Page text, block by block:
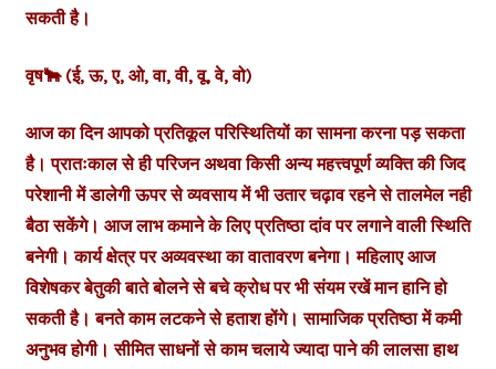
सकती है।
वृष🐂 (ई, ऊ, ए, ओ, वा, वी, वू, वे, वो)
आज का दिन आपको प्रतिकूल परिस्थितियों का सामना करना पड़ सकता
है। प्रातःकाल से ही परिजन अथवा किसी अन्य महत्त्वपूर्ण व्यक्ति की जिद
परेशानी में डालेगी ऊपर से व्यवसाय में भी उतार चढ़ाव रहने से तालमेल नही
बैठा सकेंगे। आज लाभ कमाने के लिए प्रतिष्ठा दांव पर लगाने वाली स्थिति
बनेगी। कार्य क्षेत्र पर अव्यवस्था का वातावरण बनेगा। महिलाए आज
विशेषकर बेतुकी बाते बोलने से बचे क्रोध पर भी संयम रखें मान हानि हो
सकती है। बनते काम लटकने से हताश होंगे। सामाजिक प्रतिष्ठा में कमी
अनुभव होगी। सीमित साधनों से काम चलाये ज्यादा पाने की लालसा हाथ